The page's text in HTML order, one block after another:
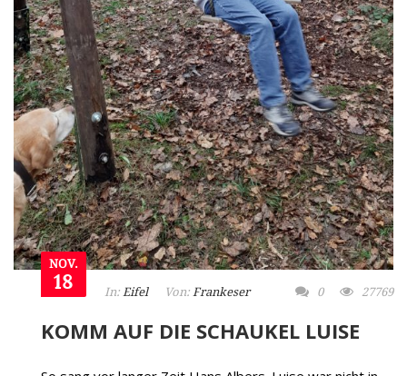
NOV.
18 In: Eifel Von: Frankeser 0 27769
KOMM AUF DIE SCHAUKEL LUISE